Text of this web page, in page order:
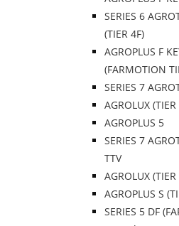
SERIES 6
(TIER 4F)
AGROPLUS F
(FARMOTION
SERIES 7
AGROLUX (TIER
AGROPLUS 5
SERIES 7
TTV
AGROLUX (TIER
AGROPLUS S
SERIES 5 DF